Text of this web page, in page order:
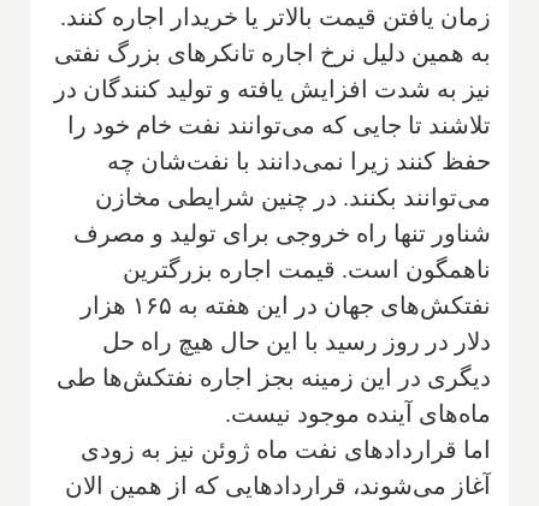
زمان یافتن قیمت بالاتر یا خریدار اجاره کنند.
به همین دلیل نرخ اجاره تانکرهای بزرگ نفتی
نیز به شدت افزایش یافته و تولید کنندگان در
تلاشند تا جایی که می‌توانند نفت خام خود را
حفظ کنند زیرا نمی‌دانند با نفت‌شان چه
می‌توانند بکنند. در چنین شرایطی مخازن
شناور تنها راه خروجی برای تولید و مصرف
ناهمگون است. قیمت اجاره بزرگترین
نفتکش‌های جهان در این هفته به ۱۶۵ هزار
دلار در روز رسید با این حال هیچ راه حل
دیگری در این زمینه بجز اجاره نفتکش‌ها طی
ماه‌های آینده موجود نیست.
اما قراردادهای نفت ماه ژوئن نیز به زودی
آغاز می‌شوند، قراردادهایی که از همین الان